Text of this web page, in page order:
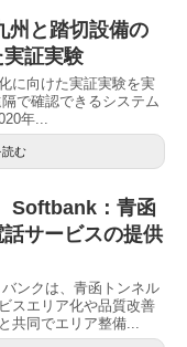
州と踏切設備の
証実験
向けた実証実験を実
で確認できるシステム
年...
む
Softbank：青函
話サービスの提供
ンクは、青函トンネル
スエリア化や品質改善
共同でエリア整備...